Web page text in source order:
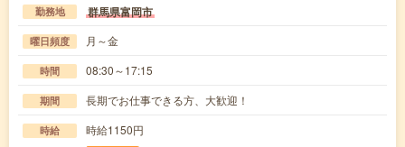
勤務地 群馬県富岡市
曜日頻度 月～金
時間 08:30～17:15
期間 長期でお仕事できる方、大歓迎！
時給 時給1150円